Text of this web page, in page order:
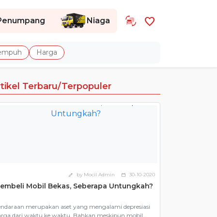
Niaga favorite
Harga
Terbaru/Terpopuler
edit by Mocil Admin calendar_today 30-10-2020
Mobil Bekas, Seberapa Untungkah?
merupakan aset yang mengalami depresiasi
dari waktu ke waktu. Bahkan meskipun mobil